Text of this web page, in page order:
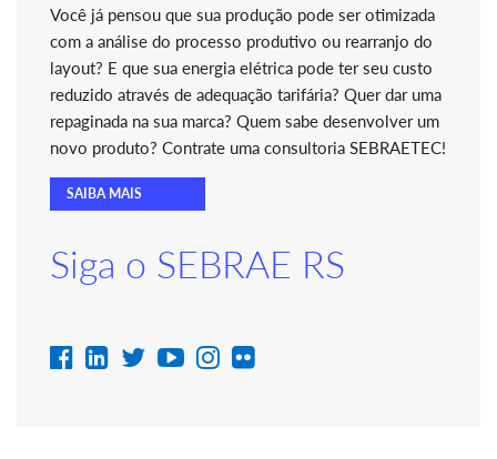
Você já pensou que sua produção pode ser otimizada
com a análise do processo produtivo ou rearranjo do
layout? E que sua energia elétrica pode ter seu custo
reduzido através de adequação tarifária? Quer dar uma
repaginada na sua marca? Quem sabe desenvolver um
novo produto? Contrate uma consultoria SEBRAETEC!
SAIBA MAIS
Siga o SEBRAE RS